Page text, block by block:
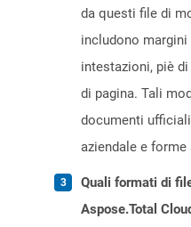
da questi file di
includono margini
intestazioni, piè
di pagina. Tali
documenti
aziendale e forme
Quali formati di
Aspose.Total